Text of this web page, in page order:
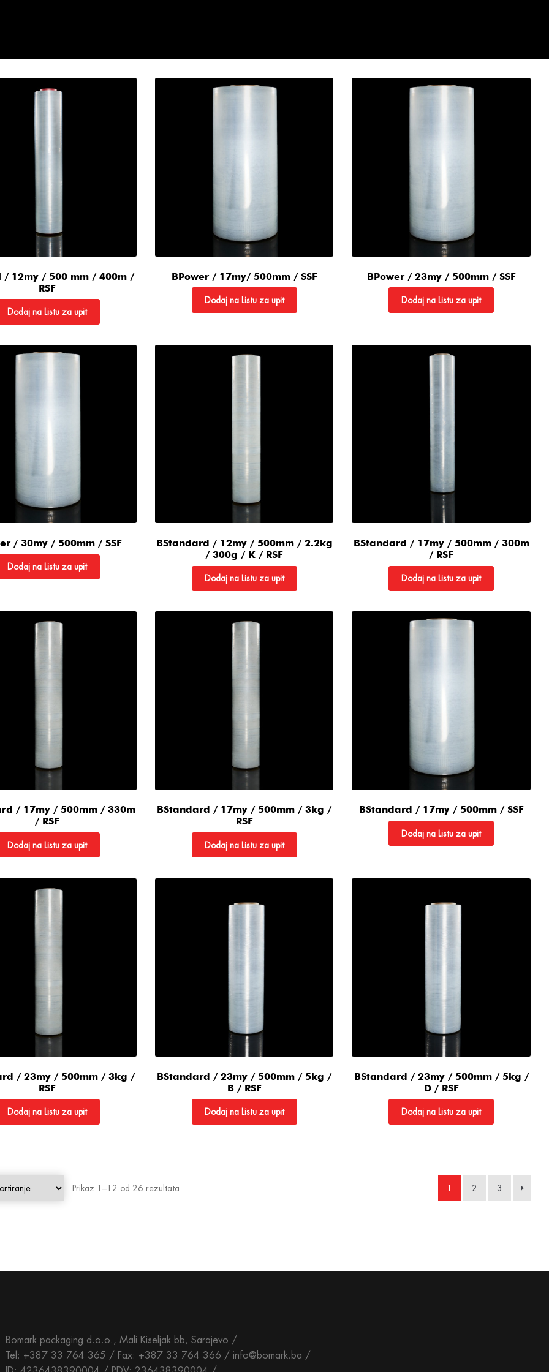
/ 12my / 500 mm / 400m /
RSF
Dodaj na Listu za upit
BPower / 17my/ 500mm / SSF
Dodaj na Listu za upit
BPower / 23my / 500mm / SSF
Dodaj na Listu za upit
/ 30my / 500mm / SSF
Dodaj na Listu za upit
BStandard / 12my / 500mm / 2.2kg
/ 300g / K / RSF
Dodaj na Listu za upit
BStandard / 17my / 500mm / 300m
/ RSF
Dodaj na Listu za upit
/ 17my / 500mm / 330m
/ RSF
Dodaj na Listu za upit
BStandard / 17my / 500mm / 3kg /
RSF
Dodaj na Listu za upit
BStandard / 17my / 500mm / SSF
Dodaj na Listu za upit
/ 23my / 500mm / 3kg /
RSF
Dodaj na Listu za upit
BStandard / 23my / 500mm / 5kg /
B / RSF
Dodaj na Listu za upit
BStandard / 23my / 500mm / 5kg /
D / RSF
Dodaj na Listu za upit
Prikaz 1–12 od 26 rezultata 1 2 3
Bomark packaging d.o.o., Mali Kiseljak bb, Sarajevo /
Tel: +387 33 764 365 / Fax: +387 33 764 366 / info@bomark.ba /